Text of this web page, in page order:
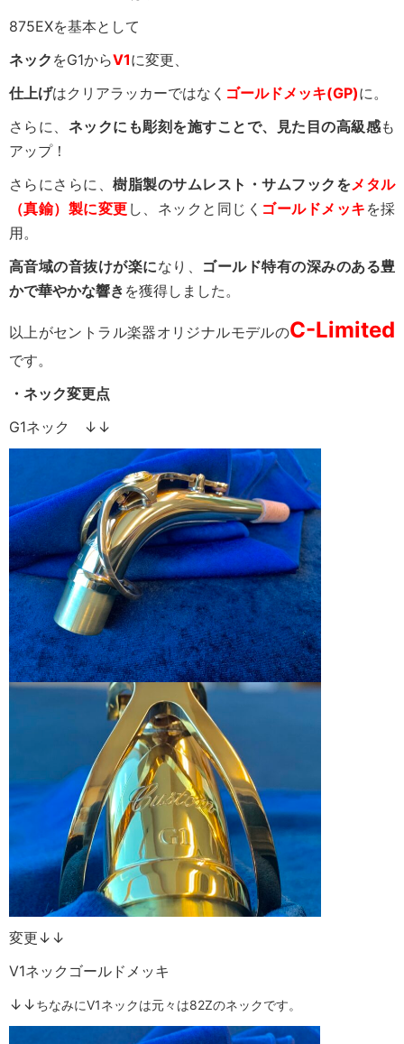
875EXを基本として
ネック をG1からV1に変更、
仕上げはクリアラッカーではなく ゴールドメッキ(GP)に。
さらに、 ネックにも彫刻を施すことで、見た目の高級感も
アップ！
さらにさらに、樹脂製のサムレスト・サムフックを メタル
（真鍮）製に変更 し、ネックと同じく ゴールドメッキ を採
用。
高音域の音抜けが楽になり、 ゴールド特有の深みのある豊
かで華やかな響き を獲得しました。
以上がセントラル楽器オリジナルモデルのC-Limited
です。
・ネック変更点
G1ネック ↓↓
変更↓↓
V1ネックゴールドメッキ
↓↓ちなみにV1ネックは元々は82Zのネックです。